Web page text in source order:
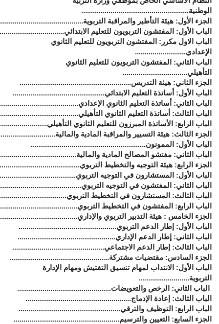
الوطنية.......................................................
الجزء الأول: هيئة التأطير والمراقبة
الباب الأول: المفتشون التربويون للتعليم
الباب الاول مكرر: المفتشون التربويون للتعليم الثانوي
الإعدادي..........................
الباب الثاني: المفتشون التربويون للتعليم الثانوي
التأهيلي.................................
الجزء الثاني: هيئة التدريس.........................................................
الباب الأول: أساتذة التعليم الابتدائي...............................................
الباب الثاني: أساتذة التعليم الثانوي
الباب الثالث: أساتذة التعليم الثانوي
الباب الرابع: الأساتذة المبرزون للتعليم الثانوي
الجزء الثالث: هيئة التسيير والمراقبة المادية
الباب الأول: الممونون...........................................................
الباب الثاني: مفتشو المصالح المادية
الجزء الرابع: هيئة التوجيه والتخطيط
الباب الأول: المستشارون في التوجيه
الباب الثاني: المفتشون في التوجيه
الباب الثالث: المستشارون في التخطيط
الباب الرابع: المفتشون في التخطيط
الجزء الخامس : هيئة التدبير التربوي
الباب الأول: إطار الدعم التربوي..................................................
الباب الثاني: إطار الدعم الإداري..................................................
الباب الثالث: إطار الدعم الاجتماعي...............................................
الجزء السادس: مقتضيات مشتركة...................................................
الباب الأول: الانتداب لمهام تنسيق التفتيش ومهام الإدارة
التربوية..........................
الباب الثاني: الرخص والتعويضات................................................
الباب الثالث: إعادة الإدماج......................................................
الباب الرابع: التوظيف والترقي....................................................
الجزء السابع: التعيين والترسيم......................................................